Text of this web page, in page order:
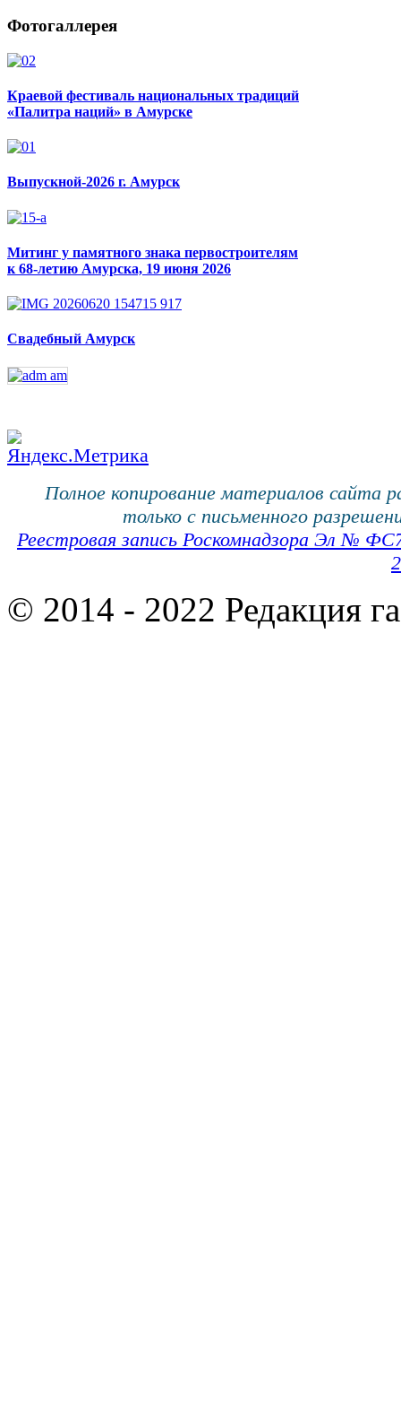
Фотогаллерея
Краевой фестиваль национальных традиций
«Палитра наций» в Амурске
Выпускной-2026 г. Амурск
Митинг у памятного знака первостроителям
к 68-летию Амурска, 19 июня 2026
Свадебный Амурск
Полное копирование материалов сайта
только с письменного
Реестровая запись Роскомнадзора Эл №
© 2014 - 2022 Редакция